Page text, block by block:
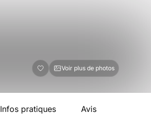
Voir plus de photos
Infos pratiques Avis